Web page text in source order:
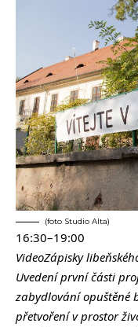
(foto Studio Alta)
16:30–19:00
VideoZápisky
Uvedení první části
zabydlování opuštěné
přetvoření v prostor